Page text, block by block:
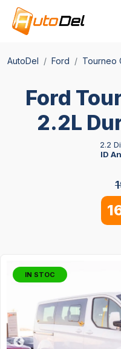
AutoDel Ford Tourneo
Ford
2.2L
2.2
ID
IN STOC